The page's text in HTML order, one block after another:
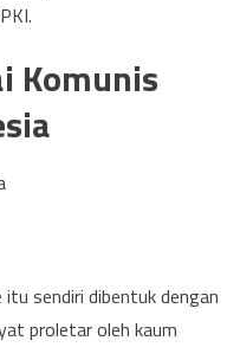
Komunis
sendiri dibentuk dengan
proletar oleh kaum